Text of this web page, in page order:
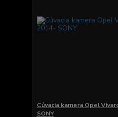
Cúvacia kamera Opel
SONY